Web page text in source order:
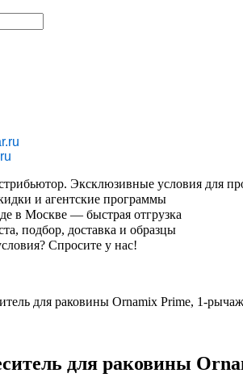
Эксклюзивные условия для
и агентские программы
в Москве — быстрая отгрузка
подбор, доставка и образцы
Спросите у нас!
для раковины Ornamix Prime, 1-
для раковины